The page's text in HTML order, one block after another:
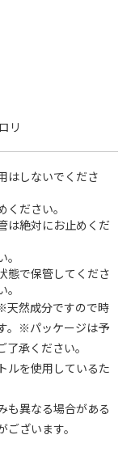
リ
はしないでくださ
ださい。
は絶対にお止めくだ
態で保管してくださ
然成分ですので時
。※パッケージは予
承ください。
ルを使用しているた
も異なる場合がある
ざいます。